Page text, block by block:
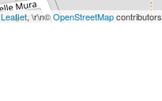
Leaflet, \r\n©OpenStreetMapcontributors